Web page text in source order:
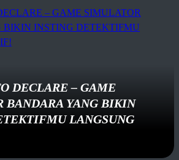
DECLARE – GAME
BANDARA YANG BIKIN
LANGSUNG